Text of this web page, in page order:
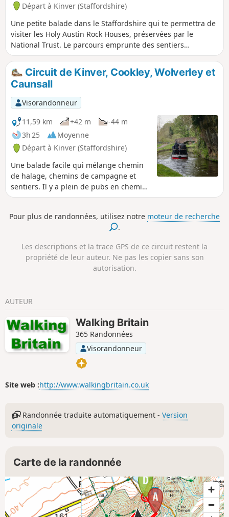
Départ à Kinver (Staffordshire)
Une petite balade dans le Staffordshire qui te permettra de
visiter les Holy Austin Rock Houses, préservées par le
National Trust. Le parcours emprunte des sentiers
généralement bien balisés, mais il est utile d'avoir un bon
sens de l'orientation dans cette région.
Circuit de Kinver, Cookley, Wolverley et
Caunsall
Visorandonneur
11,59 km
+42 m
-44 m
3h 25
Moyenne
Départ à Kinver (Staffordshire)
Une balade facile qui mélange chemin
de halage, chemins de campagne et
sentiers. Il y a plein de pubs en chemin,
au moins un dans chaque village. Une
boueuse par temps humide et, sur le
chemin du retour, à l'approche de
liberté dans les champs et autour du
centre équestre. Ne les nourris pas.
Pour plus de randonnées, utilisez notre moteur de recherche
.
Les descriptions et la trace GPS de ce circuit restent la
propriété de leur auteur. Ne pas les copier sans son
autorisation.
AUTEUR
Walking Britain
365 Randonnées
Visorandonneur
Site web :http://www.walkingbritain.co.uk
Randonnée traduite automatiquement -Version
originale
Carte de la randonnée